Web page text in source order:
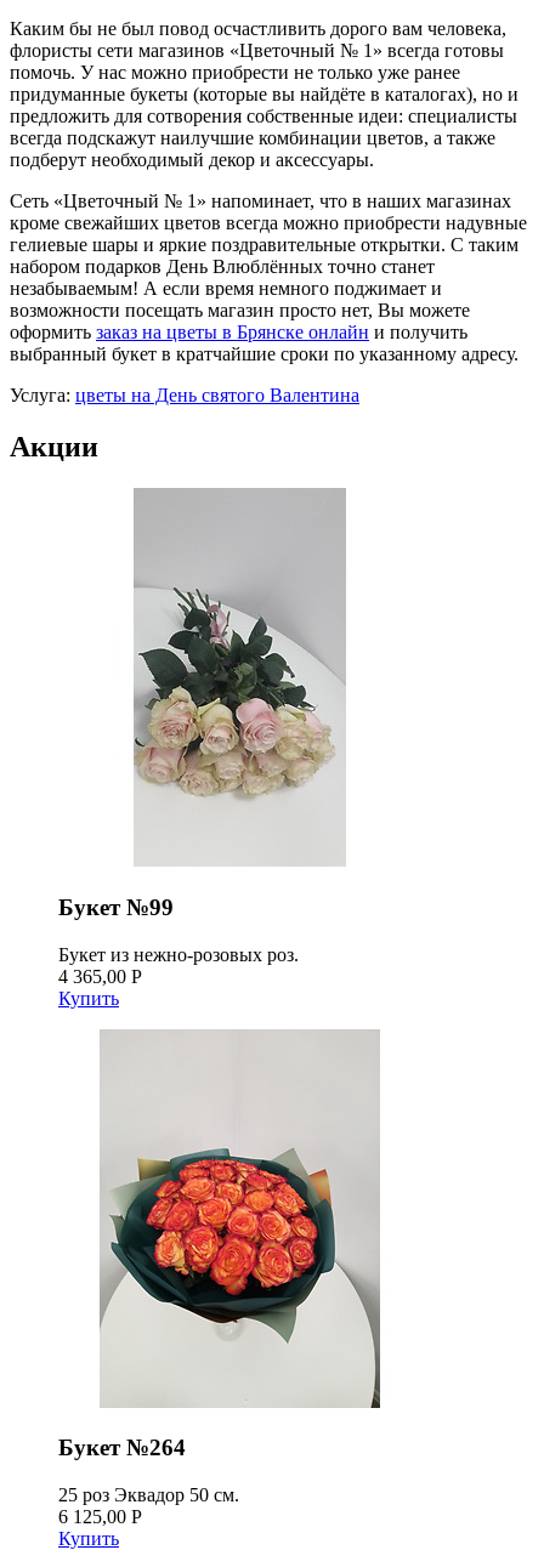
Каким бы не был повод осчастливить дорого вам человека,
флористы сети магазинов «Цветочный № 1» всегда готовы
помочь. У нас можно приобрести не только уже ранее
придуманные букеты (которые вы найдёте в каталогах), но и
предложить для сотворения собственные идеи: специалисты
всегда подскажут наилучшие комбинации цветов, а также
подберут необходимый декор и аксессуары.
Сеть «Цветочный № 1» напоминает, что в наших магазинах
кроме свежайших цветов всегда можно приобрести надувные
гелиевые шары и яркие поздравительные открытки. С таким
набором подарков День Влюблённых точно станет
незабываемым! А если время немного поджимает и
возможности посещать магазин просто нет, Вы можете
оформить заказ на цветы в Брянске онлайн и получить
выбранный букет в кратчайшие сроки по указанному адресу.
Услуга: цветы на День святого Валентина
Акции
Букет №99
Букет из нежно-розовых роз.
4 365,00 Р
Купить
Букет №264
25 роз Эквадор 50 см.
6 125,00 Р
Купить